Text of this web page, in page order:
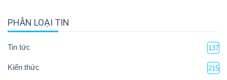
PHÂN LOẠI TIN
Tin tức 137
Kiến thức 215